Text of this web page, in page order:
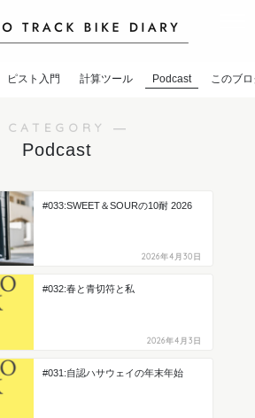
ピスト入門 計算ツール Podcast このブ
―
Podcast
#033:SWEET＆SOURの10耐 2026
2026年4月30日
#032:春と青切符と私
2026年4月3日
#031:自認ハサウェイの年末年始